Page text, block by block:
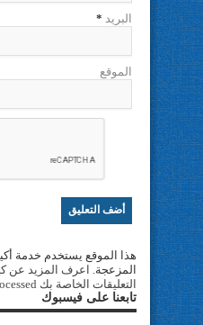
البريد *
الموقع
هذا الموقع يستخدم خدمة
المزعجة. اعرف المزيد عن
التعليقات الخاصة بك processed
تابعنا على فيسبوك